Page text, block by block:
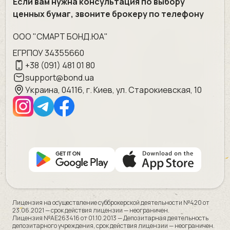
ценных бумаг, звоните брокеру по телефону
ООО "СМАРТ БОНД.ЮА"
ЕГРПОУ 34355660
+38 (091) 481 01 80
support@bond.ua
Украина, 04116, г. Киев, ул. Старокиевская, 10
Лицензия на осуществление субброкерской деятельности №420 от
23.06.2021 — срок действия лицензии — неограничен.
Лицензия №AE263416 от 01.10.2013 — Депозитарная деятельность
депозитарного учреждения, срок действия лицензии — неограничен.